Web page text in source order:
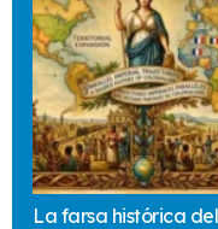
La farsa histórica del